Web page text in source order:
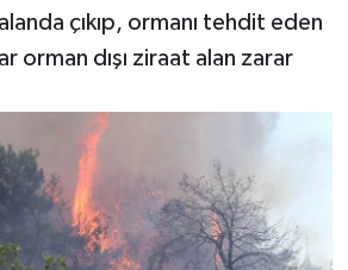
çıkıp, ormanı tehdit eden
orman dışı ziraat alan zarar